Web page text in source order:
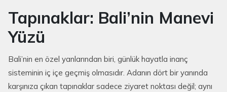
Tapınaklar: Bali’nin Manevi
Yüzü
Bali’nin en özel yanlarından biri, günlük hayatla inanç
sisteminin iç içe geçmiş olmasıdır. Adanın dört bir yanında
karşınıza çıkan tapınaklar sadece ziyaret noktası değil; aynı